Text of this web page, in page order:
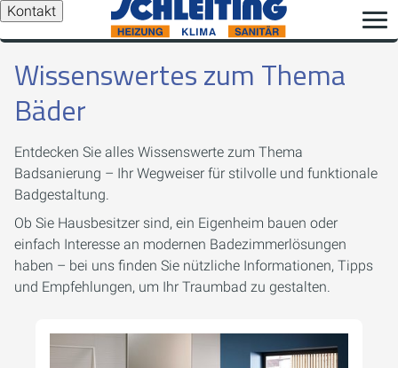
Kontakt
Wissenswertes zum Thema
Bäder
Entdecken Sie alles Wissenswerte zum Thema
Badsanierung – Ihr Wegweiser für stilvolle und funktionale
Badgestaltung.
Ob Sie Hausbesitzer sind, ein Eigenheim bauen oder
einfach Interesse an modernen Badezimmerlösungen
haben – bei uns finden Sie nützliche Informationen, Tipps
und Empfehlungen, um Ihr Traumbad zu gestalten.